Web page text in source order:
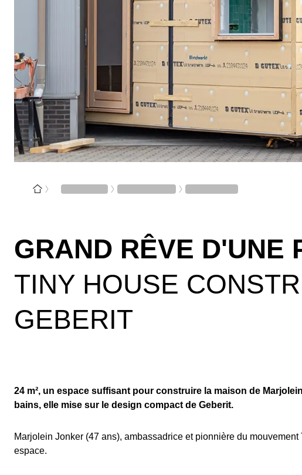
GRAND RÊVE D'UNE
TINY HOUSE
GEBERIT
24 m², un espace suffisant pour construire la maison de
bains, elle mise sur le design compact de Geberit.
Marjolein Jonker (47 ans), ambassadrice et pionnière du
espace.